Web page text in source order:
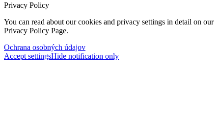
Privacy Policy
You can read about our cookies and privacy settings in detail on our
Privacy Policy Page.
Ochrana osobných údajov
Accept settingsHide notification only